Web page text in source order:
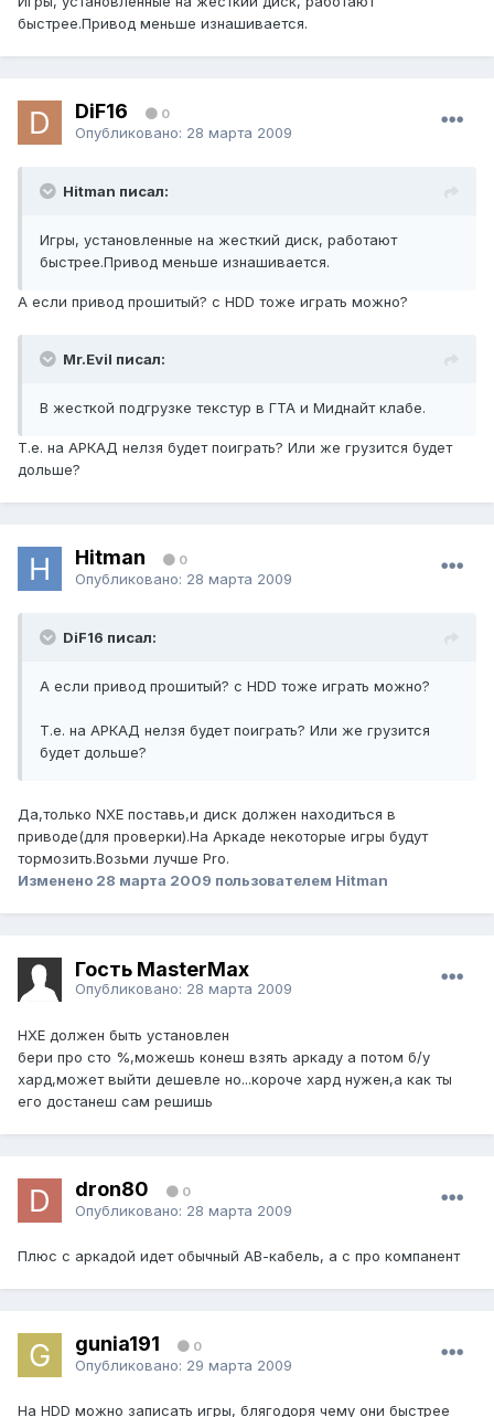
быстрее.Привод меньше изнашивается.
DiF16 0
Опубликовано: 28 марта 2009
Hitman писал:
Игры, установленные на жесткий диск, работают
быстрее.Привод меньше изнашивается.
А если привод прошитый? с HDD тоже играть можно?
Mr.Evil писал:
В жесткой подгрузке текстур в ГТА и Миднайт клабе.
Т.е. на АРКАД нелзя будет поиграть? Или же грузится будет
дольше?
Hitman 0
Опубликовано: 28 марта 2009
DiF16 писал:
А если привод прошитый? с HDD тоже играть можно?
Т.е. на АРКАД нелзя будет поиграть? Или же грузится
будет дольше?
Да,только NXE поставь,и диск должен находиться в
приводе(для проверки).На Аркаде некоторые игры будут
тормозить.Возьми лучше Pro.
Изменено 28 марта 2009 пользователем Hitman
Гость MasterMax
Опубликовано: 28 марта 2009
НХЕ должен быть установлен
бери про сто %,можешь конеш взять аркаду а потом б/у
хард,может выйти дешевле но...короче хард нужен,а как ты
его достанеш сам решишь
dron80 0
Опубликовано: 28 марта 2009
Плюс с аркадой идет обычный АВ-кабель, а с про компанент
gunia191 0
Опубликовано: 29 марта 2009
На HDD можно записать игры, блягодоря чему они быстрее